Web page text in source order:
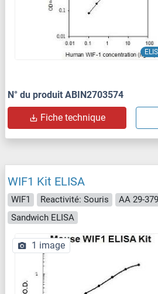
N° du produit ABIN2703574
Fiche technique
WIF1 Kit ELISA
WIF1 Reactivité: Souris AA 29-379
Sandwich ELISA
1 image